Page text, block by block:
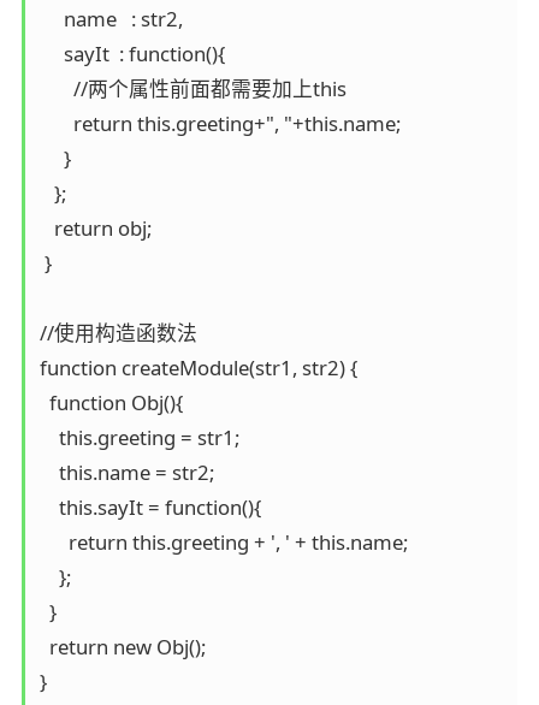
     name   : str2,
     sayIt  : function(){
       //两个属性前面都需要加上this
       return this.greeting+", "+this.name;
     }
   };
   return obj;
}
//使用构造函数法
function createModule(str1, str2) {
  function Obj(){
    this.greeting = str1;
    this.name = str2;
    this.sayIt = function(){
      return this.greeting + ', ' + this.name;
    };
  }
  return new Obj();
}